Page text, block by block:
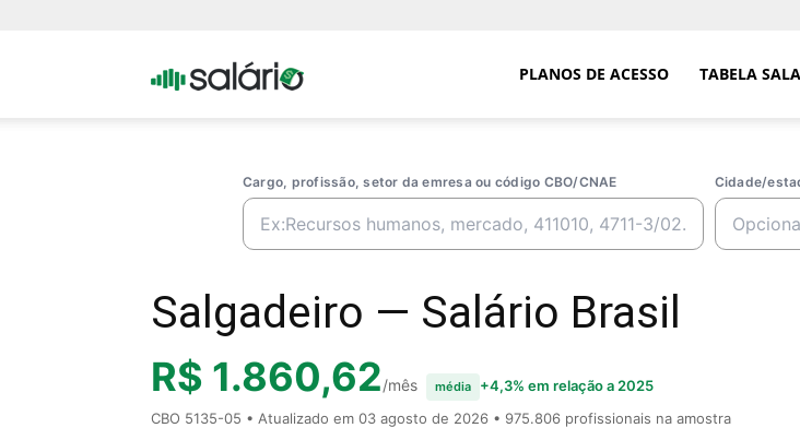
Portal PLANOS DE ACESSO TABELA
Cargo, profissão, setor da emresa ou código CBO/CNAE Cidade/
Salgadeiro — Salário Brasil
R$ 1.860,62/mês média
+4,3% em relação a 2025
CBO 5135-05 • Atualizado em 03 agosto de 2026 • 975.806 profissionais na amostra